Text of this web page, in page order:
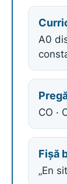
A0
CO ·
Fișă
„En